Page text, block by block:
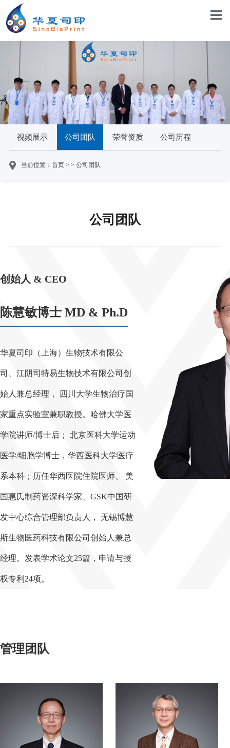
视频展示 公司团队 荣誉资质 公司历程
当前位置：首页 > > 公司团队
公司团队
创始人 & CEO
陈慧敏博士 MD & Ph.D
华夏司印（上海）生物技术有限公
司、江阴司特易生物技术有限公司创
始人兼总经理， 四川大学生物治疗国
家重点实验室兼职教授。哈佛大学医
学院讲师/博士后； 北京医科大学运动
医学/细胞学博士，华西医科大学医疗
系本科；历任华西医院住院医师、 美
国惠氏制药资深科学家、GSK中国研
发中心综合管理部负责人， 无锡博慧
斯生物医药科技有限公司创始人兼总
经理。发表学术论文25篇，申请与授
权专利24项。
管理团队